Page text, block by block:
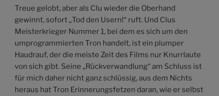
Treue gelobt, aber als Clu wieder die Oberhand
gewinnt, sofort „Tod den Usern!“ ruft. Und Clus
Meisterkrieger Nummer 1, bei dem es sich um den
umprogrammierten Tron handelt, ist ein plumper
Haudrauf, der die meiste Zeit des Films nur Knurrlaute
von sich gibt. Seine „Rückverwandlung“ am Schluss ist
für mich daher nicht ganz schlüssig, aus dem Nichts
heraus hat Tron Erinnerungsfetzen daran, wie er selbst